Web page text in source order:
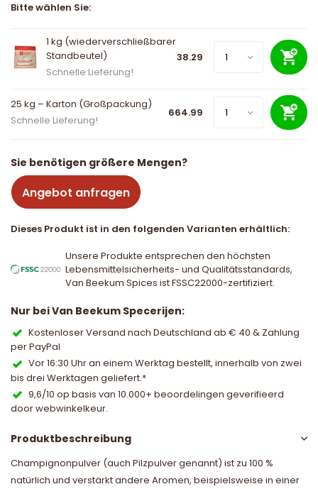
Bitte wählen Sie:
1 kg (wiederverschließbarer
Standbeutel)
Schnelle Lieferung!
38.29
25 kg – Karton (Großpackung)
Schnelle Lieferung!
664.99
Sie benötigen größere Mengen?
Angebot anfragen
Dieses Produkt ist in den folgenden Varianten erhältlich:
Unsere Produkte entsprechen den höchsten
Lebensmittelsicherheits- und Qualitätsstandards,
Van Beekum Spices ist FSSC22000-zertifiziert.
Nur bei Van Beekum Specerijen:
Kostenloser Versand nach Deutschland ab € 40 & Zahlung
per PayPal
Vor 16:30 Uhr an einem Werktag bestellt, innerhalb von zwei
bis drei Werktagen geliefert.*
9,6/10 op basis van 10.000+ beoordelingen geverifieerd
door webwinkelkeur.
Produktbeschreibung
Champignonpulver (auch Pilzpulver genannt) ist zu 100 %
natürlich und verstärkt andere Aromen, beispielsweise in einer